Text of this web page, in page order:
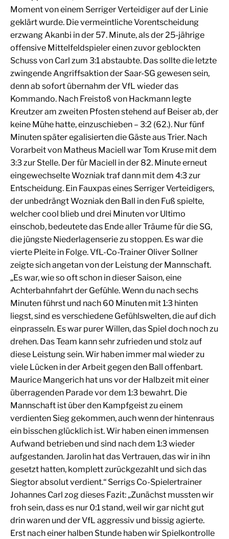
Moment von einem Serriger Verteidiger auf der Linie
geklärt wurde. Die vermeintliche Vorentscheidung
erzwang Akanbi in der 57. Minute, als der 25-jährige
offensive Mittelfeldspieler einen zuvor geblockten
Schuss von Carl zum 3:1 abstaubte. Das sollte die letzte
zwingende Angriffsaktion der Saar-SG gewesen sein,
denn ab sofort übernahm der VfL wieder das
Kommando. Nach Freistoß von Hackmann legte
Kreutzer am zweiten Pfosten stehend auf Beiser ab, der
keine Mühe hatte, einzuschieben – 3:2 (62.). Nur fünf
Minuten später egalisierten die Gäste aus Trier. Nach
Vorarbeit von Matheus Maciell war Tom Kruse mit dem
3:3 zur Stelle. Der für Maciell in der 82. Minute erneut
eingewechselte Wozniak traf dann mit dem 4:3 zur
Entscheidung. Ein Fauxpas eines Serriger Verteidigers,
der unbedrängt Wozniak den Ball in den Fuß spielte,
welcher cool blieb und drei Minuten vor Ultimo
einschob, bedeutete das Ende aller Träume für die SG,
die jüngste Niederlagenserie zu stoppen. Es war die
vierte Pleite in Folge. VfL-Co-Trainer Oliver Sollner
zeigte sich angetan von der Leistung der Mannschaft.
„Es war, wie so oft schon in dieser Saison, eine
Achterbahnfahrt der Gefühle. Wenn du nach sechs
Minuten führst und nach 60 Minuten mit 1:3 hinten
liegst, sind es verschiedene Gefühlswelten, die auf dich
einprasseln. Es war purer Willen, das Spiel doch noch zu
drehen. Das Team kann sehr zufrieden und stolz auf
diese Leistung sein. Wir haben immer mal wieder zu
viele Lücken in der Arbeit gegen den Ball offenbart.
Maurice Mangerich hat uns vor der Halbzeit mit einer
überragenden Parade vor dem 1:3 bewahrt. Die
Mannschaft ist über den Kampfgeist zu einem
verdienten Sieg gekommen, auch wenn der hintenraus
ein bisschen glücklich ist. Wir haben einen immensen
Aufwand betrieben und sind nach dem 1:3 wieder
aufgestanden. Jarolin hat das Vertrauen, das wir in ihn
gesetzt hatten, komplett zurückgezahlt und sich das
Siegtor absolut verdient.“ Serrigs Co-Spielertrainer
Johannes Carl zog dieses Fazit: „Zunächst mussten wir
froh sein, dass es nur 0:1 stand, weil wir gar nicht gut
drin waren und der VfL aggressiv und bissig agierte.
Erst nach einer halben Stunde haben wir Spielkontrolle